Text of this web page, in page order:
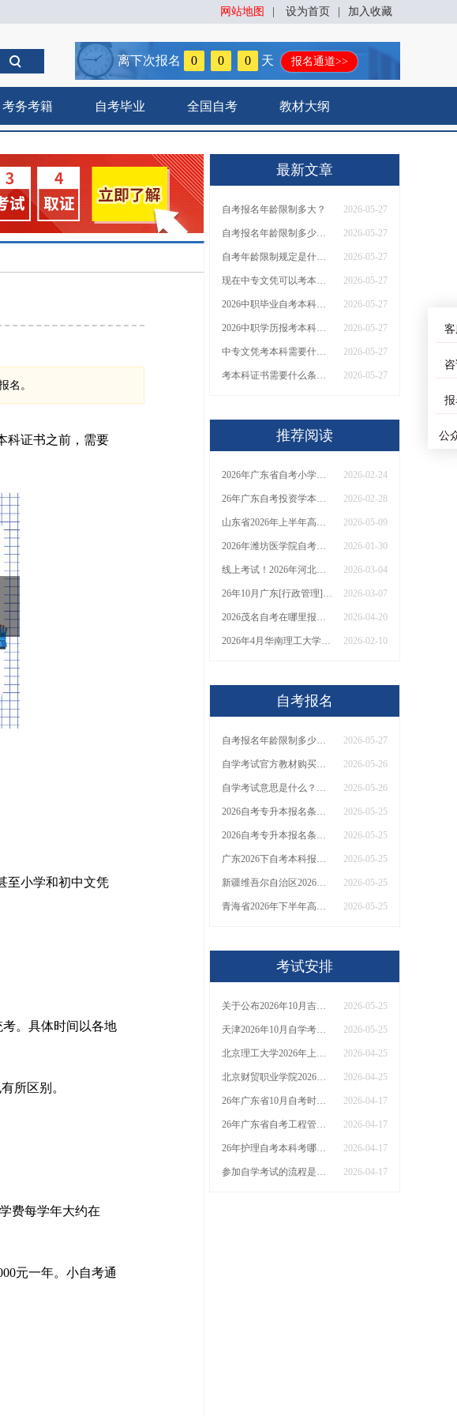
网站地图 设为首页 加入收藏
离下次报名 0 0 0 天 报名通道>>
考务考籍 自考毕业 全国自考 教材大纲
名。
科证书之前，需要
至小学和初中文凭
考。具体时间以各地
所区别。
费每学年大约在
元一年。小自考通
最新文章
自考报名年龄限制多大？ 2026-05-27
自考报名年龄限制多少岁？18岁才能报名吗？ 2026-05-27
自考年龄限制规定是什么？要求满十八吗？ 2026-05-27
现在中专文凭可以考本科吗？什么条件？ 2026-05-27
2026中职毕业自考本科需要什么条件与要求 2026-05-27
2026中职学历报考本科需要什么条件? 2026-05-27
中专文凭考本科需要什么要求和条件？2026学历提升渠道有？ 2026-05-27
考本科证书需要什么条件和要求 2026-05-27
推荐阅读
2026年广东省自考小学教育本科专业要考几科 2026-02-24
26年广东自考投资学本科报考|课程|合格线全知！ 2026-02-28
山东省2026年上半年高等教育自学考试免考课程网上申请考生须知 2026-05-09
2026年潍坊医学院自考护理学（本）考试须知：科目+入口+费用 2026-01-30
线上考试！2026年河北小自考1.5年拿证！（+指南） 2026-03-04
26年10月广东[行政管理]自考专科开考哪些科目？ 2026-03-07
2026茂名自考在哪里报名？新生来看一看 2026-04-20
2026年4月华南理工大学自考报名报考须知 2026-02-10
自考报名
自考报名年龄限制多少岁？18岁才能报名吗？ 2026-05-27
自学考试官方教材购买网站是啥？ 2026-05-26
自学考试意思是什么？怎么报名和考试的？ 2026-05-26
2026自考专升本报名条件是？报名入口在哪 2026-05-25
2026自考专升本报名条件是啥 2026-05-25
广东2026下自考本科报名日程表出炉 具体几号？ 2026-05-25
新疆维吾尔自治区2026年下半年全国高等教育自学考试报考简章 2026-05-25
青海省2026年下半年高等教育自学考试报名报考须知 2026-05-25
考试安排
关于公布2026年10月吉林省高等教育自学考试课程安排的通知 2026-05-25
天津2026年10月自学考试时间 2026-05-25
北京理工大学2026年上半年自学考试实践类课程考核安排 2026-04-25
北京财贸职业学院2026年上半年自学考试实践类课程考试安排 2026-04-25
26年广东省10月自考时间是多少 2026-04-17
26年广东省自考工程管理本科科目有哪些课程 2026-04-17
26年护理自考本科考哪几门广东省 2026-04-17
参加自学考试的流程是什么？什么时候能报名 2026-04-17
公